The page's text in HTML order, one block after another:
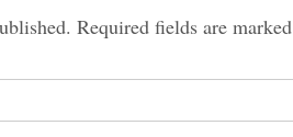
Required fields are marked